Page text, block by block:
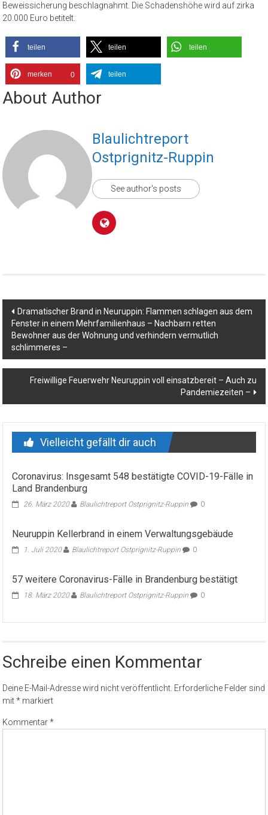
Beweissicherung beschlagnahmt. Die Schadenshöhe wird auf zirka
20.000 Euro betitelt.
teilen teilen teilen
merken 0 teilen
About Author
Blaulichtreport
Ostprignitz-Ruppin
See author's posts
Beitragsnavigation
Dramatischer Brand in Neuruppin: Flammen schlagen aus dem
Fenster in einem Mehrfamilienhaus – Nachbarn retten
Bewohner aus der Wohnung und verhindern vermutlich
schlimmeres –
Freiwillige Feuerwehr Neuruppin voll einsatzbereit – Auch zu
Pandemiezeiten –
Vielleicht gefällt dir auch
Coronavirus: Insgesamt 548 bestätigte COVID-19-Fälle in
Land Brandenburg
26. März 2020 Blaulichtreport Ostprignitz-Ruppin 0
Neuruppin Kellerbrand in einem Verwaltungsgebäude
1. Juli 2020 Blaulichtreport Ostprignitz-Ruppin 0
57 weitere Coronavirus-Fälle in Brandenburg bestätigt
18. März 2020 Blaulichtreport Ostprignitz-Ruppin 0
Schreibe einen Kommentar
Deine E-Mail-Adresse wird nicht veröffentlicht. Erforderliche Felder sind
mit* markiert
Kommentar*